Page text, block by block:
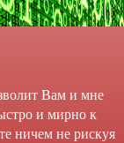
Вам и мне
и мирно к
ничем не рискуя